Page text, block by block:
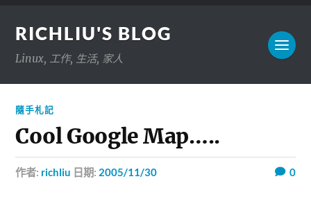
RICHLIU'S BLOG
Linux, 工作, 生活, 家人
隨手札記
Cool Google Map…..
作者: richliu 日期: 2005/11/30 0